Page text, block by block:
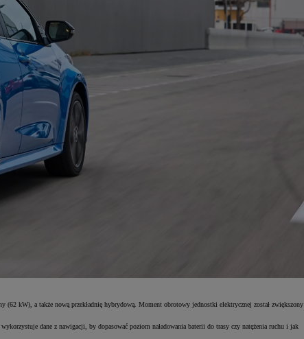
kW), a także nową przekładnię hybrydową. Moment obrotowy jednostki elektrycznej został zwiększony
dane z nawigacji, by dopasować poziom naładowania baterii do trasy czy natężenia ruchu i jak